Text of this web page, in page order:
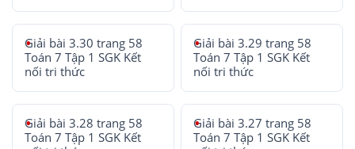
Giải bài 3.30 trang 58
Toán 7 Tập 1 SGK Kết
nối tri thức
Giải bài 3.29 trang 58
Toán 7 Tập 1 SGK Kết
nối tri thức
Giải bài 3.28 trang 58
Toán 7 Tập 1 SGK Kết
Giải bài 3.27 trang 58
Toán 7 Tập 1 SGK Kết